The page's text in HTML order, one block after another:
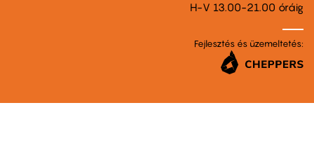
H-V 13.00-21.00 óráig
Fejlesztés és üzemeltetés: